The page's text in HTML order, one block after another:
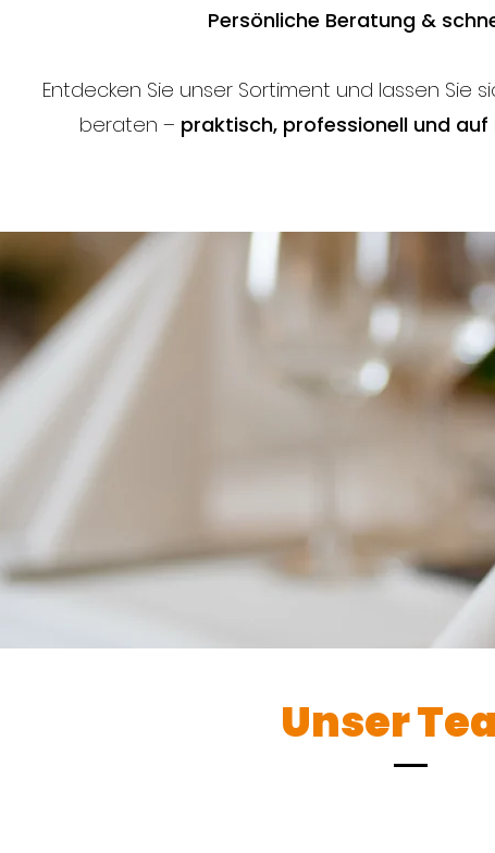
Persönliche Beratung &
Entdecken Sie unser Sortiment und lassen Sie
beraten – praktisch, professionell und
Unser